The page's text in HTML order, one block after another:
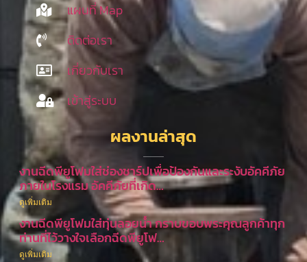
แผนที่ Map
ติดต่อเรา
เกี่ยวกับเรา
เข้าสู่ระบบ
ผลงานล่าสุด
งานฉีดพียูโฟมใส่ช่องชาร์ปเพื่อป้องกันและระงับอัคคีภัย
ภายในโรงแรม อัคคีภัยที่เกิด…
ดูเพิ่มเติม
งานฉีดพียูโฟมใส่ทุ่นลอยน้ำ กราบขอบพระคุณลูกค้าทุก
ท่านที่ไว้วางใจเลือกฉีดพียูโฟ…
ดูเพิ่มเติม